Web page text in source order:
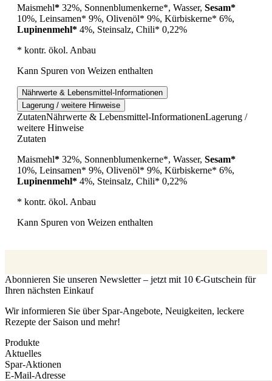
Maismehl* 32%, Sonnenblumenkerne*, Wasser, Sesam*
10%, Leinsamen* 9%, Olivenöl* 9%, Kürbiskerne* 6%,
Lupinenmehl* 4%, Steinsalz, Chili* 0,22%
* kontr. ökol. Anbau
Kann Spuren von Weizen enthalten
Nährwerte & Lebensmittel-Informationen
Lagerung / weitere Hinweise
ZutatenNährwerte & Lebensmittel-InformationenLagerung /
weitere Hinweise
Zutaten
Maismehl* 32%, Sonnenblumenkerne*, Wasser, Sesam*
10%, Leinsamen* 9%, Olivenöl* 9%, Kürbiskerne* 6%,
Lupinenmehl* 4%, Steinsalz, Chili* 0,22%
* kontr. ökol. Anbau
Kann Spuren von Weizen enthalten
Abonnieren Sie unseren Newsletter – jetzt mit 10 €-Gutschein für
Ihren nächsten Einkauf
Wir informieren Sie über Spar-Angebote, Neuigkeiten, leckere
Rezepte der Saison und mehr!
Produkte
Aktuelles
Spar-Aktionen
E-Mail-Adresse